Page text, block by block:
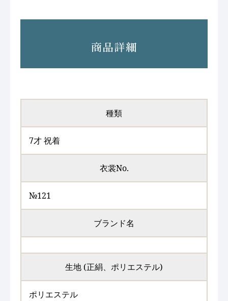
商品詳細
種類
7才 祝着
衣裳No.
№121
ブランド名
生地 (正絹、ポリエステル)
ポリエステル